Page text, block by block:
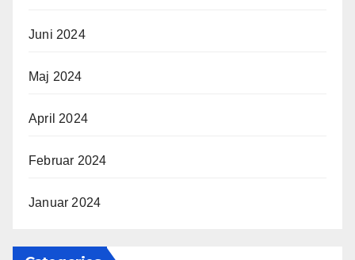
Juni 2024
Maj 2024
April 2024
Februar 2024
Januar 2024